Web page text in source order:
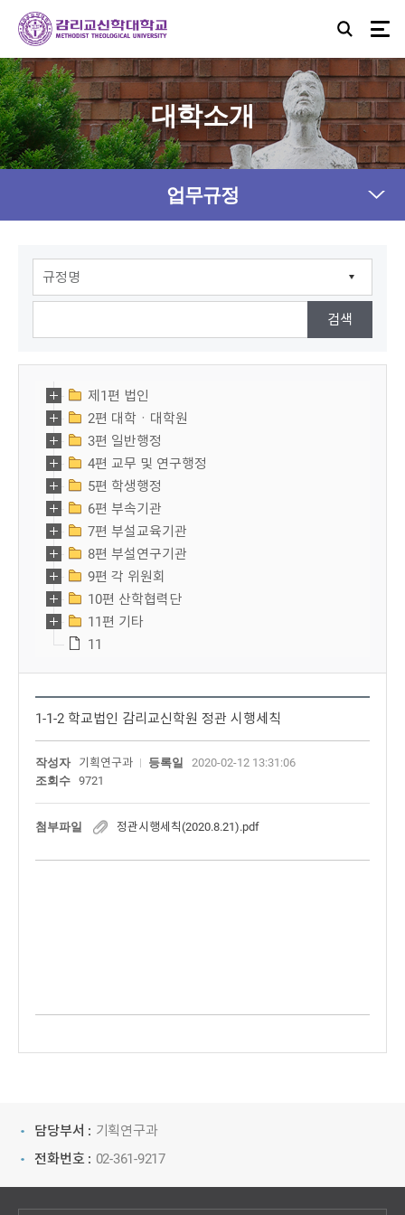
대학소개
업무규정
제1편 법인
2편 대학ㆍ대학원
3편 일반행정
4편 교무 및 연구행정
5편 학생행정
6편 부속기관
7편 부설교육기관
8편 부설연구기관
9편 각 위원회
10편 산학협력단
11편 기타
11
1-1-2 학교법인 감리교신학원 정관 시행세칙
작성자 기획연구과 등록일
2020-02-12 13:31:06
조회수
9721
첨부파일 정관시행세칙(2020.8.21).pdf
담당부서 : 기획연구과
전화번호 : 02-361-9217